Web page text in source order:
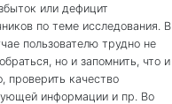
или дефицит
по теме исследования. В
пользователю трудно не
но и запомнить, что и
проверить качество
информации и пр. Во